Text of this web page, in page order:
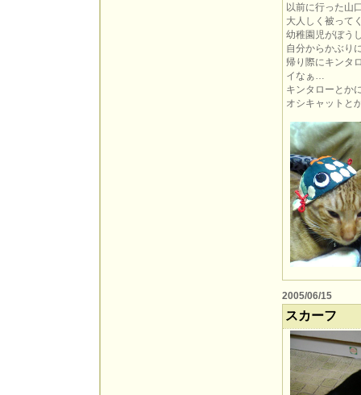
以前に行った山
大人しく被っ
幼稚園児がぼう
自分からかぶり
帰り際にキンタ
イなぁ…
キンタローとか
オシキャットと
2005/06/15
スカーフ